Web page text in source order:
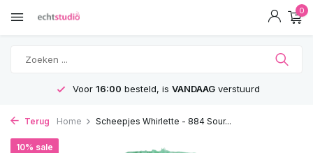
0
Voor 16:00 besteld, is VANDAAGverstuurd
Terug Home Scheepjes Whirlette - 884 Sour...
10% sale